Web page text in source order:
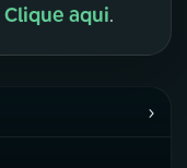
Clique aqui.
›